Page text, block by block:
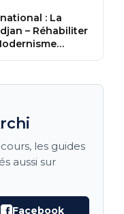
: La
– Réhabiliter
les guides
aussi sur
Facebook